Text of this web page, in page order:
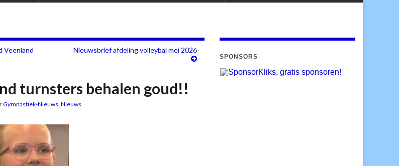
Veenland Nieuwsbrief afdeling volleybal mei 2026
turnsters behalen goud!!
Gymnastiek-Nieuws, Nieuws
SPONSORS